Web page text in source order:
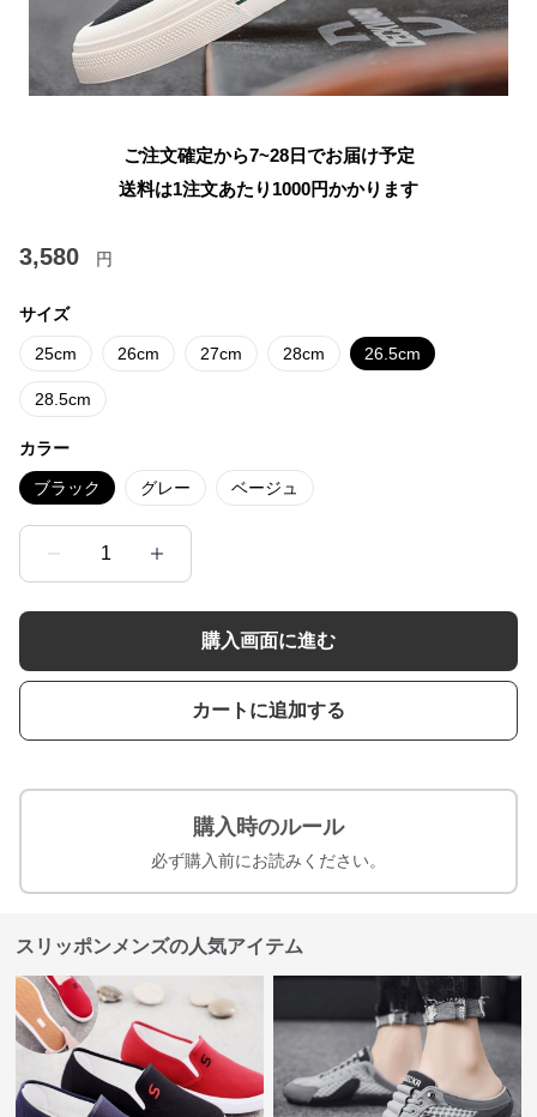
ご注文確定から7~28日でお届け予定
送料は1注文あたり 1000円かかります
3,580 円
サイズ
25cm 26cm 27cm 28cm 26.5cm
28.5cm
カラー
ブラック グレー ベージュ
1
購入画面に進む
カートに追加する
購入時のルール
必ず購入前にお読みください。
スリッポンメンズの人気アイテム